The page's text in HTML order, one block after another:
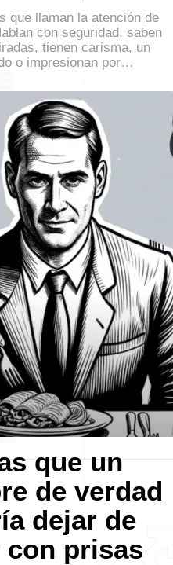
que llaman la atención de
con seguridad, saben
tienen carisma, un
o impresionan por…
que un
de verdad
dejar de
con prisas